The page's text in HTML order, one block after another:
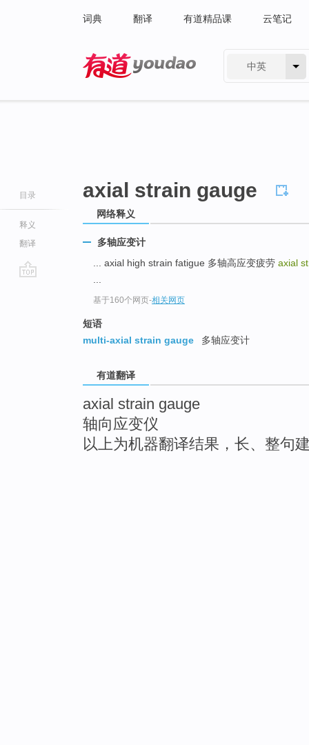
词典 翻译 有道精品课 云笔记
中英
目录
释义
翻译
axial strain gauge
网络释义
多轴应变计
... axial high strain fatigue 多轴高应变疲劳 axial
基于160个网页-相关网页
短语
multi-axial strain gauge
多轴应变计
有道翻译
axial strain gauge
轴向应变仪
以上为机器翻译结果，长、整句